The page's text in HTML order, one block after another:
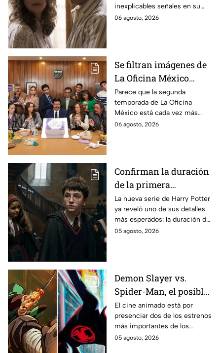
durante la grabación de
la película
inexplicables señales en su
cuerpo durante el rodaje de la
06 agosto, 2026
Se filtran imágenes de
La Oficina México
temporada 2 y un
detalle desata teorías
entre los fans
Parece que la segunda
temporada de La Oficina
México está cada vez más
cerca, pues el elenco ya se
06 agosto, 2026
Confirman la duración
de la primera
temporada de Harry
Potter y emocionará a
los fans de los libros
La nueva serie de Harry Potter
ya reveló uno de sus detalles
más esperados: la duración de
la primera temporada basada
05 agosto, 2026
Demon Slayer vs.
Spider-Man, el posible
gran enfrentamiento
en taquilla del 2027
El cine animado está por
presenciar dos de los estrenos
más importantes de los
últimos años.
05 agosto, 2026